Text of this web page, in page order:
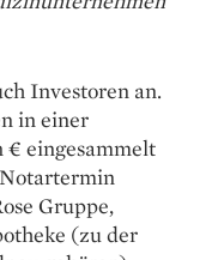
Investoren an.
in einer
eingesammelt
Gruppe,
(zu der